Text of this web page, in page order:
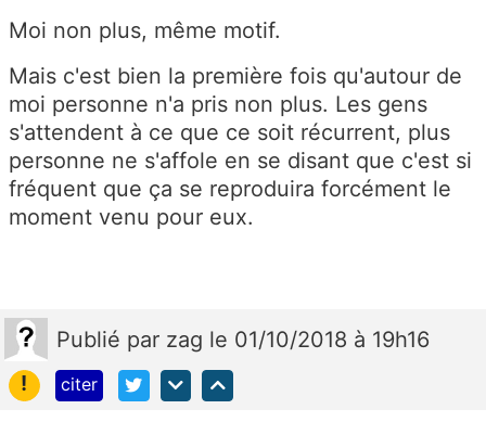
Moi non plus, même motif.
Mais c'est bien la première fois qu'autour de
moi personne n'a pris non plus. Les gens
s'attendent à ce que ce soit récurrent, plus
personne ne s'affole en se disant que c'est si
fréquent que ça se reproduira forcément le
moment venu pour eux.
Publié par zag le 01/10/2018 à 19h16
!
citer